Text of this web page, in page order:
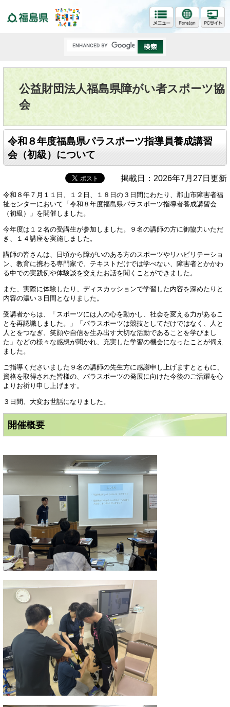
公益財団法人福島県障がい者スポーツ協
会
令和８年度福島県パラスポーツ指導員養成講習
会（初級）について
掲載日：2026年7月27日更新
令和８年７月１１日、１２日、１８日の３日間にわたり、郡山市障害者福
祉センターにおいて「令和８年度福島県パラスポーツ指導者養成講習会
（初級）」を開催しました。
今年度は１２名の受講生が参加しました。９名の講師の方に御協力いただ
き、１４講座を実施しました。
講師の皆さんは、日頃から障がいのある方のスポーツやリハビリテーショ
ン、教育に携わる専門家で、テキストだけでは学べない、障害者とかかわ
る中での実践例や体験談を交えたお話を聞くことができました。
また、実際に体験したり、ディスカッションで学習した内容を深めたりと
内容の濃い３日間となりました。
受講者からは、「スポーツには人の心を動かし、社会を変える力があるこ
とを再認識しました。」「パラスポーツは競技としてだけではなく、人と
人とをつなぎ、笑顔や自信を生み出す大切な活動であることを学びまし
た」などの様々な感想が聞かれ、充実した学習の機会になったことが伺え
ました。
ご指導くださいました９名の講師の先生方に感謝申し上げますとともに、
資格を取得された皆様の、パラスポーツの発展に向けた今後のご活躍を心
よりお祈り申し上げます。
３日間、大変お世話になりました。
開催概要